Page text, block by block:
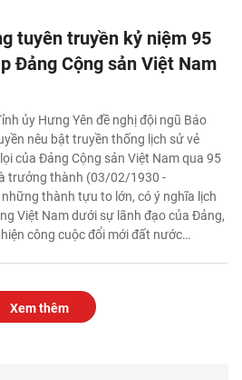
tuyên truyền kỷ niệm 95
Đảng Cộng sản Việt Nam
ủy Hưng Yên đề nghị đội ngũ Báo
nêu bật truyền thống lịch sử vẻ
của Đảng Cộng sản Việt Nam qua 95
trưởng thành (03/02/1930 -
thành tựu to lớn, có ý nghĩa lịch
Việt Nam dưới sự lãnh đạo của Đảng,
công cuộc đổi mới đất nước…
Xem thêm